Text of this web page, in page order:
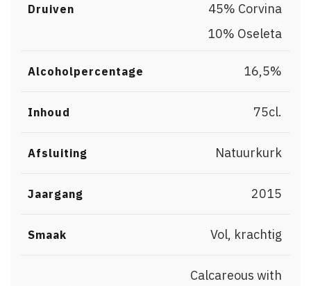
Druiven
10% Oseleta
45% Corvina
Alcoholpercentage 16,5%
Inhoud 75cl.
Afsluiting Natuurkurk
Jaargang 2015
Smaak Vol, krachtig
Calcareous with